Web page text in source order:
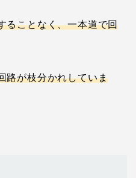
ることなく、一本道で回
路が枝分かれしていま